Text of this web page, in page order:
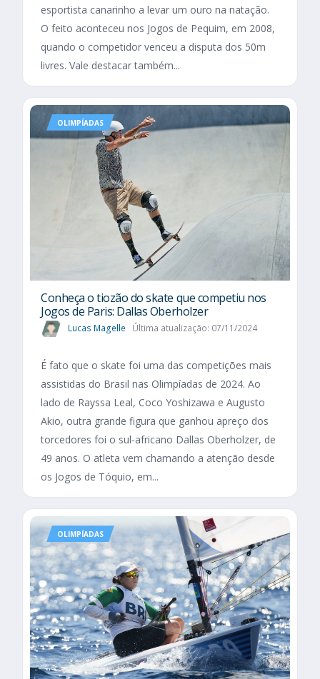
esportista canarinho a levar um ouro na natação.
O feito aconteceu nos Jogos de Pequim, em 2008,
quando o competidor venceu a disputa dos 50m
livres. Vale destacar também...
OLIMPÍADAS
Conheça o tiozão do skate que competiu nos
Jogos de Paris: Dallas Oberholzer
Lucas Magelle Última atualização: 07/11/2024
É fato que o skate foi uma das competições mais
assistidas do Brasil nas Olimpíadas de 2024. Ao
lado de Rayssa Leal, Coco Yoshizawa e Augusto
Akio, outra grande figura que ganhou apreço dos
torcedores foi o sul-africano Dallas Oberholzer, de
49 anos. O atleta vem chamando a atenção desde
os Jogos de Tóquio, em...
OLIMPÍADAS